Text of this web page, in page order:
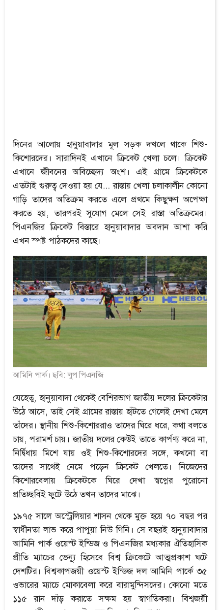
দিনের আলোয় হানুয়াবাদার মূল সড়ক দখলে থাকে শিশু-
কিশোরদের। সারাদিনই এখানে ক্রিকেট খেলা চলে। ক্রিকেট
এখানে জীবনের অবিচ্ছেদ্য অংশ। এই গ্রামে ক্রিকেটকে
এতটাই গুরুত্ব দেওয়া হয় যে... রাস্তায় খেলা চলাকালীন কোনো
গাড়ি তাদের অতিক্রম করতে এলে প্রথমে কিছুক্ষণ অপেক্ষা
করতে হয়, তারপরই সুযোগ মেলে সেই রাস্তা অতিক্রমের।
পিএনজির ক্রিকেট বিস্তারে হানুয়াবাদার অবদান আশা করি
এখন স্পষ্ট পাঠকদের কাছে।
আমিনি পার্ক। ছবি: লুপ পিএনজি
যেহেতু, হানুয়াবাদা থেকেই বেশিরভাগ জাতীয় দলের ক্রিকেটার
উঠে আসে, তাই সেই গ্রামের রাস্তায় হাঁটতে গেলেই দেখা মেলে
তাঁদের। স্থানীয় শিশু-কিশোররাও তাদের ঘিরে ধরে, কথা বলতে
চায়, পরামর্শ চায়। জাতীয় দলের কেউই তাতে কার্পণ্য করে না,
নির্দ্বিধায় মিশে যায় ওই শিশু-কিশোরদের সঙ্গে, কখনো বা
তাদের সাথেই নেমে পড়েন ক্রিকেট খেলতে। নিজেদের
কিশোরবেলায় ক্রিকেটকে ঘিরে দেখা স্বপ্নের পুরোনো
প্রতিচ্ছবিই ফুটে উঠে তখন তাদের মাঝে।
১৯৭৫ সালে অস্ট্রেলিয়ার শাসন থেকে মুক্ত হয়ে ৭০ বছর পর
স্বাধীনতা লাভ করে পাপুয়া নিউ গিনি। সে বছরই হানুয়াবাদার
আমিনি পার্ক ওয়েস্ট ইন্ডিজ ও পিএনজির মধ্যকার ঐতিহাসিক
প্রীতি ম্যাচের ভেন্যু হিসেবে বিশ্ব ক্রিকেটে আত্মপ্রকাশ ঘটে
দেশটির। বিশ্বকাপজয়ী ওয়েস্ট ইন্ডিজ দল আমিনি পার্কে ৩৫
ওভারের ম্যাচে মোকাবেলা করে বারামুন্দিসদের। কোনো মতে
১১৫ রান দাঁড় করাতে সক্ষম হয় স্বাগতিকরা। বিশ্বজয়ী